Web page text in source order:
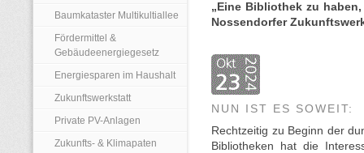
Baumkataster Multikultiallee
Fördermittel &
Gebäudeenergiegesetz
Energiesparen im Haushalt
Zukunftswerkstatt
Private PV-Anlagen
Zukunfts- & Klimapaten
„Eine Bibliothek zu
Nossendorfer
NUN IST ES SOWEIT:
Rechtzeitig zu Beginn der
Bibliotheken hat die